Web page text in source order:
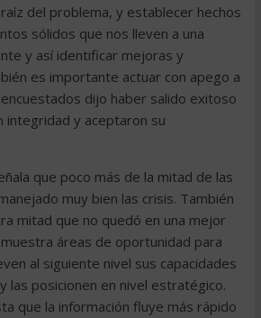
del problema, y establecer hechos
sólidos que nos lleven a una
y así identificar mejoras y
es importante actuar con apego a
dijo haber salido exitoso
integridad y aceptaron su
que poco más de la mitad de las
muy bien las crisis. También
mitad que no quedó en una mejor
áreas de oportunidad para
al siguiente nivel sus capacidades
las posicionen en nivel estratégico.
que la información fluye más rápido